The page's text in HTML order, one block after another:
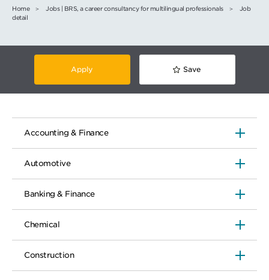
Home Jobs | BRS, a career consultancy for multilingual professionals
Job
detail
Apply Save
Accounting & Finance
Automotive
Banking & Finance
Chemical
Construction